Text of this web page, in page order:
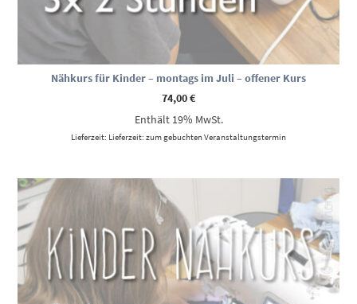
Nähkurs für Kinder – montags im Juli – offener Kurs
74,00€
Enthält 19% MwSt.
Lieferzeit: Lieferzeit: zum gebuchten Veranstaltungstermin